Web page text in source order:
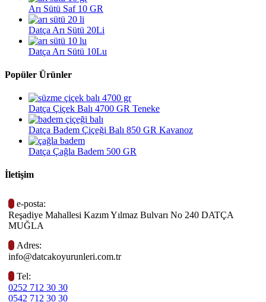
Arı Sütü Saf 10 GR
Datça Arı Sütü 20Li
Datça Arı Sütü 10Lu
Popüler Ürünler
Datça Çiçek Balı 4700 GR Teneke
Datça Badem Çiçeği Balı 850 GR Kavanoz
Datça Çağla Badem 500 GR
İletişim
 e-posta:
Reşadiye Mahallesi Kazım Yılmaz Bulvarı No 240 DATÇA
MUĞLA
 Adres:
info@datcakoyurunleri.com.tr
 Tel:
0252 712 30 30
0542 712 30 30